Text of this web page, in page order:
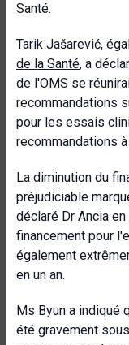
Santé.
Tarik Jašarević,
de la Santé, a
de l'OMS se
recommandations
pour les essais
recommandations
La diminution du
préjudiciable
déclaré Dr Ancia
financement pour
également
en un an.
Ms Byun a indiqué
été gravement